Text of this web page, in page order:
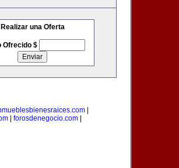
Realizar una Oferta
Ofrecido $
| forosdenegocio.com|